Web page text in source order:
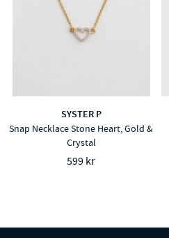
SYSTER P
Snap Necklace Stone Heart, Gold &
Crystal
599 kr